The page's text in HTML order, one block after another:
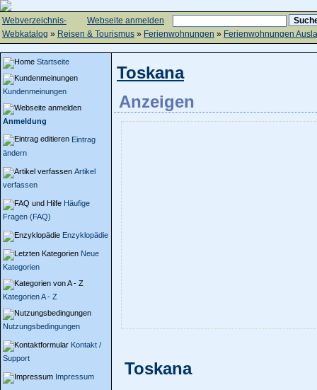
Webseite anmelden
Webverzeichnis-
Webkatalog » Reisen & Tourismus » Ferienwohnungen » Ferienwohnungen
Startseite
Kundenmeinungen
Anmeldung
Eintrag
ändern
Artikel
verfassen
Häufige
Fragen (FAQ)
Enzyklopädie
Neue
Kategorien
Kategorien A - Z
Nutzungsbedingungen
Kontakt /
Support
Impressum
Toskana
Anzeigen
Toskana